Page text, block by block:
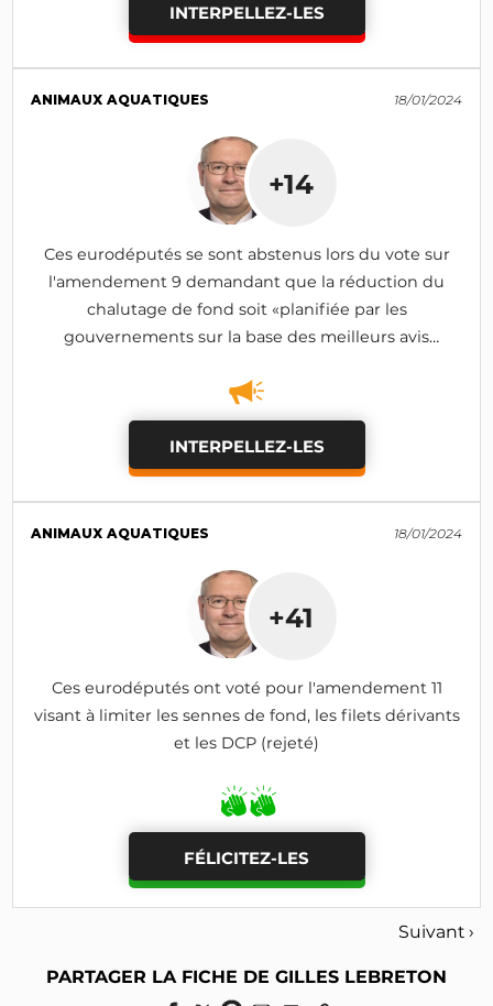
INTERPELLEZ-LES
ANIMAUX AQUATIQUES 18/01/2024
+14
Ces eurodéputés se sont abstenus lors du vote sur
l'amendement 9 demandant que la réduction du
chalutage de fond soit «planifiée par les
gouvernements sur la base des meilleurs avis
INTERPELLEZ-LES
ANIMAUX AQUATIQUES 18/01/2024
+41
Ces eurodéputés ont voté pour l'amendement 11
visant à limiter les sennes de fond, les filets dérivants
et les DCP (rejeté)
FÉLICITEZ-LES
Suivant ›
PARTAGER LA FICHE DE GILLES LEBRETON